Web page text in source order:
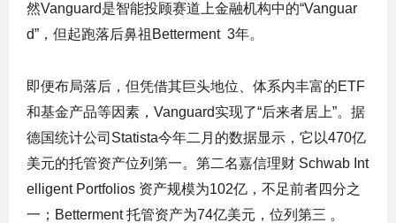
然Vanguard是智能投顾赛道上金融机构中的“Vanguar
d”，但起跑落后鼻祖Betterment 3年。
即便布局落后，但凭借其巨头地位、体系内丰富的ETF
和基金产品等因素，Vanguard实现了“后来者居上”。据
德国统计公司Statista今年二月的数据显示，它 以470亿
美元的托管资产位列第一。第二名嘉信理财 Schwab Int
elligent Portfolios 资产规模为102亿，不足前者四分之
一；Betterment 托管资产为74亿美元，位列 第三 。